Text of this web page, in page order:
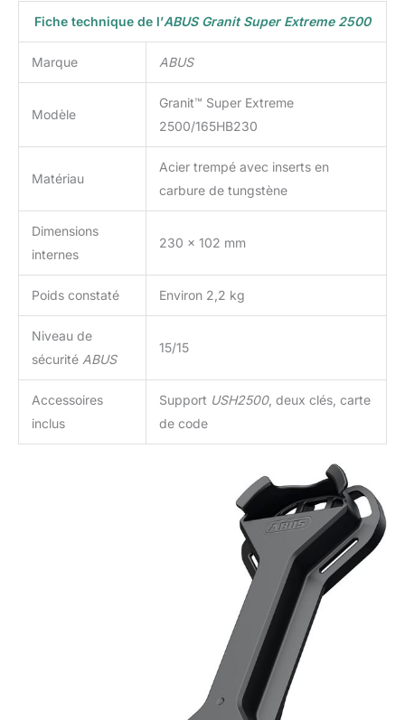
Fiche technique de l’ABUS Granit Super Extreme 2500
Marque ABUS
Modèle
Granit™ Super Extreme
2500/165HB230
Matériau
Acier trempé avec inserts en
carbure de tungstène
Dimensions
internes
230 x 102 mm
Poids constaté Environ 2,2 kg
Niveau de
sécurité ABUS
15/15
Accessoires
inclus
Support USH2500, deux clés, carte
de code